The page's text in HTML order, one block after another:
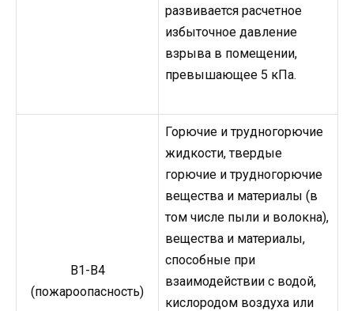
развивается расчетное
избыточное давление
взрыва в помещении,
превышающее 5 кПа.
В1-В4
(пожароопасность)
Горючие и трудногорючие
жидкости, твердые
горючие и трудногорючие
вещества и материалы (в
том числе пыли и волокна),
вещества и материалы,
способные при
взаимодействии с водой,
кислородом воздуха или